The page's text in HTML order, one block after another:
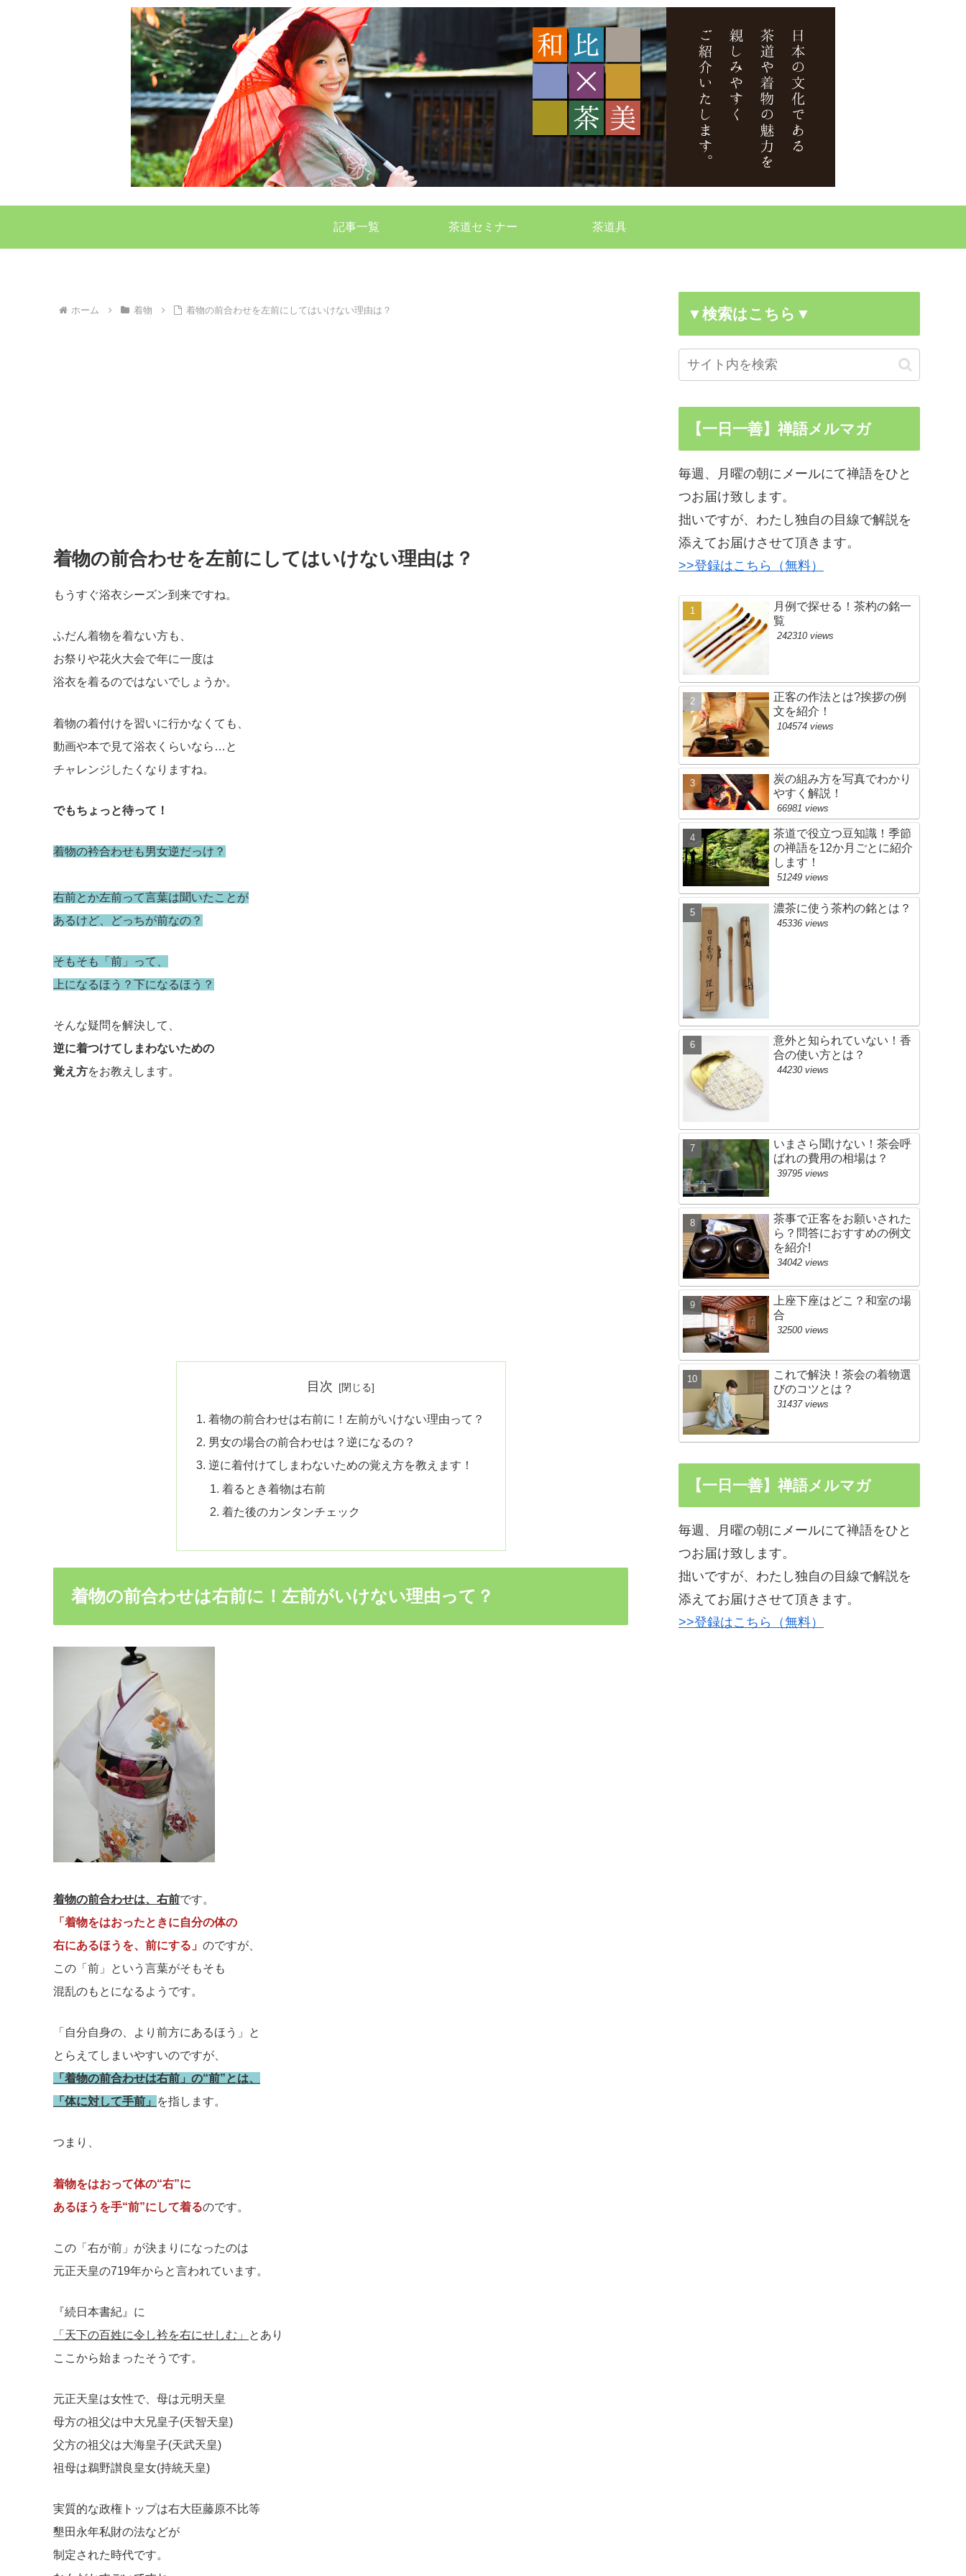
記事一覧 茶道セミナー 茶道具
ホーム 着物 着物の前合わせを左前にしてはいけない理由は？
着物の前合わせを左前にしてはいけない理由は？
もうすぐ浴衣シーズン到来ですね。
ふだん着物を着ない方も、
お祭りや花火大会で年に一度は
浴衣を着るのではないでしょうか。
着物の着付けを習いに行かなくても、
動画や本で見て浴衣くらいなら…と
チャレンジしたくなりますね。
でもちょっと待って！
着物の衿合わせも男女逆だっけ？
右前とか左前って言葉は聞いたことが
あるけど、どっちが前なの？
そもそも「前」って、
上になるほう？下になるほう？
そんな疑問を解決して、
逆に着つけてしまわないための
覚え方をお教えします。
目次
着物の前合わせは右前に！左前がいけない理由って？
男女の場合の前合わせは？逆になるの？
逆に着付けてしまわないための覚え方を教えます！
着るとき着物は右前
着た後のカンタンチェック
着物の前合わせは右前に！左前がいけない理由って？
着物の前合わせは、右前です。
「着物をはおったときに自分の体の
右にあるほうを、前にする」 のですが、
この「前」という言葉がそもそも
混乱のもとになるようです。
「自分自身の、より前方にあるほう」と
とらえてしまいやすいのですが、
「着物の前合わせは右前」の“前”とは、
「体に対して手前」
を指します。
つまり、
着物をはおって体の“右”に
あるほうを手“前”にして着るのです。
この「右が前」が決まりになったのは
元正天皇の719年からと言われています。
『続日本書紀』に
「天下の百姓に令し衿を右にせしむ」
とあり
ここから始まったそうです。
元正天皇は女性で、母は元明天皇
母方の祖父は中大兄皇子(天智天皇)
父方の祖父は大海皇子(天武天皇)
祖母は鵜野讃良皇女(持統天皇)
実質的な政権トップは右大臣藤原不比等
墾田永年私財の法などが
制定された時代です。
▼検索はこちら▼
【一日一善】禅語メルマガ
毎週、月曜の朝にメールにて禅語をひと
つお届け致します。
拙いですが、わたし独自の目線で解説を
添えてお届けさせて頂きます。
>>登録はこちら（無料）
月例で探せる！茶杓の銘一
覧
242310 views
正客の作法とは?挨拶の例
文を紹介！
104574 views
炭の組み方を写真でわかり
やすく解説！
66981 views
茶道で役立つ豆知識！季節
の禅語を12か月ごとに紹介
します！
51249 views
濃茶に使う茶杓の銘とは？
45336 views
意外と知られていない！香
合の使い方とは？
44230 views
いまさら聞けない！茶会呼
ばれの費用の相場は？
39795 views
茶事で正客をお願いされた
ら？問答におすすめの例文
を紹介!
34042 views
上座下座はどこ？和室の場
合
32500 views
これで解決！茶会の着物選
びのコツとは？
31437 views
【一日一善】禅語メルマガ
毎週、月曜の朝にメールにて禅語をひと
つお届け致します。
拙いですが、わたし独自の目線で解説を
添えてお届けさせて頂きます。
>>登録はこちら（無料）